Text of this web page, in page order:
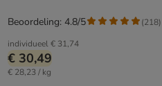
individueel€ 31,74
€ 30,49
€ 28,23 / kg
Beoordeling: 4.8/5 (218)